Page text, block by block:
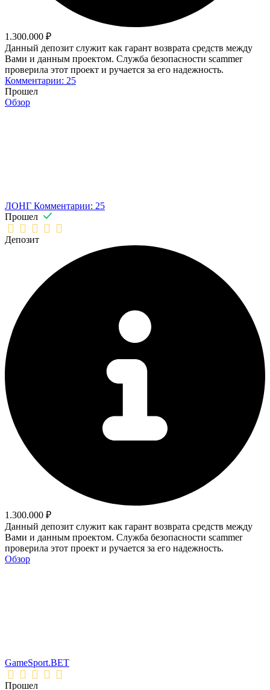
1.300.000 ₽
Данный депозит служит как гарант возврата средств между
Вами и данным проектом. Служба безопасности scammer
проверила этот проект и ручается за его надежность.
Комментарии: 25
Прошел
Обзор
ЛОНГ Комментарии: 25
Прошел
Депозит
1.300.000 ₽
Данный депозит служит как гарант возврата средств между
Вами и данным проектом. Служба безопасности scammer
проверила этот проект и ручается за его надежность.
Обзор
GameSport.BET
Прошел